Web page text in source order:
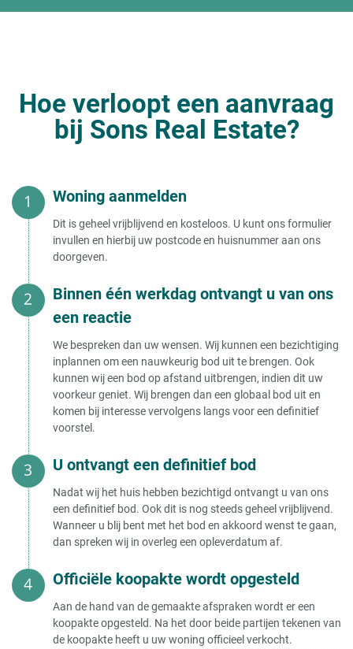
Hoe verloopt een aanvraag
bij Sons Real Estate?
Woning aanmelden
Dit is geheel vrijblijvend en kosteloos. U kunt ons formulier
invullen en hierbij uw postcode en huisnummer aan ons
doorgeven.
Binnen één werkdag ontvangt u van ons
een reactie
We bespreken dan uw wensen. Wij kunnen een bezichtiging
inplannen om een nauwkeurig bod uit te brengen. Ook
kunnen wij een bod op afstand uitbrengen, indien dit uw
voorkeur geniet. Wij brengen dan een globaal bod uit en
komen bij interesse vervolgens langs voor een definitief
voorstel.
U ontvangt een definitief bod
Nadat wij het huis hebben bezichtigd ontvangt u van ons
een definitief bod. Ook dit is nog steeds geheel vrijblijvend.
Wanneer u blij bent met het bod en akkoord wenst te gaan,
dan spreken wij in overleg een opleverdatum af.
Officiële koopakte wordt opgesteld
Aan de hand van de gemaakte afspraken wordt er een
koopakte opgesteld. Na het door beide partijen tekenen van
de koopakte heeft u uw woning officieel verkocht.